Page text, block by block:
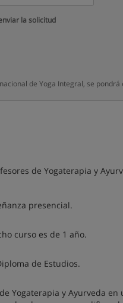
la solicitud
de Yoga Integral, se
de Yogaterapia y
presencial.
curso es de 1 año.
de Estudios.
Yogaterapia y Ayurveda